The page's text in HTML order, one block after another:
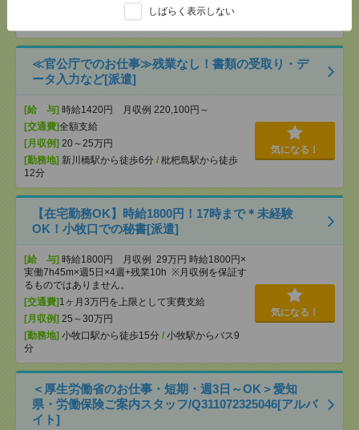
しばらく表示しない
名古屋駅から徒歩1分 /近鉄名古屋駅から
名鉄名古屋駅から徒歩1分
≪官公庁でのお仕事≫残業なし！書類の受取り・デ
ータ入力など[派遣]
[給 与] 時給1420円 月収例 220,100円～
[交通費]全額支給
[月収例] 20～25万円
[勤務地] 新川橋駅から徒歩6分 / 枇杷島駅から徒歩
12分
気になる！
【在宅勤務OK】時給1800円！17時まで＊未経験
OK！小牧口での秘書[派遣]
[給 与] 時給1800円 月収例 29万円 時給1800円×
実働7h45m×週5日×4週+残業10h ※月収例を保証す
るものではありません。
[交通費] 1ヶ月3万円を上限として実費支給
[月収例] 25～30万円
[勤務地] 小牧口駅から徒歩15分 / 小牧駅からバス9
分
気になる！
＜厚生労働省のお仕事・短期・週3日～OK＞愛知
県・労働保険ご案内スタッフ/Q311072325046[アルバ
イト]